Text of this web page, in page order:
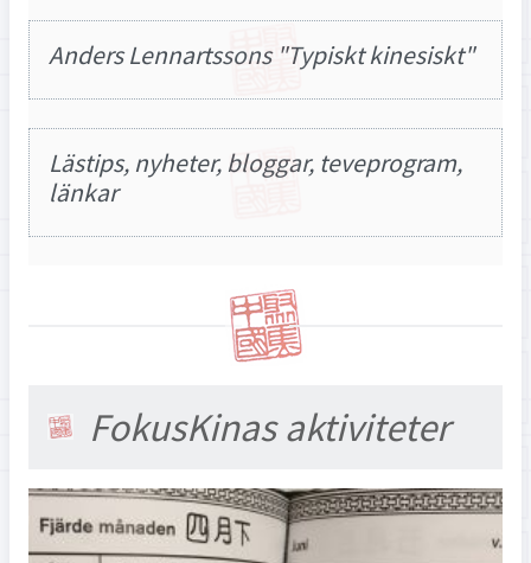
Anders Lennartssons "Typiskt kinesiskt"
Lästips, nyheter, bloggar, teveprogram,
länkar
FokusKinas aktiviteter